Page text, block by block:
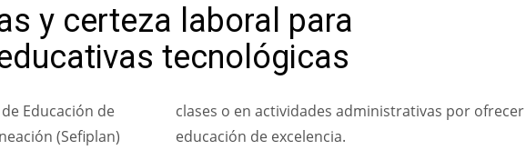
y certeza laboral para
tecnológicas
Educación de
(Sefiplan)
clases o en actividades administrativas por ofrecer
educación de excelencia.